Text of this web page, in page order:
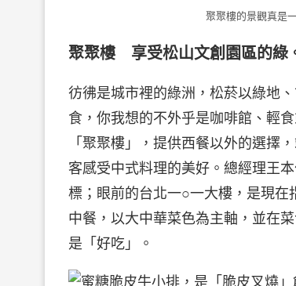
聚聚樓的景觀真是
聚聚樓 享受松山文創園區的綠
彷彿是城市裡的綠洲，松菸以綠地
食，你我想的不外乎是咖啡館、輕
「聚聚樓」，提供西餐以外的選擇
客感受中式料理的美好。總經理王
標；眼前的台北一○一大樓，是現
中餐，以大中華菜色為主軸，並在
是「好吃」。